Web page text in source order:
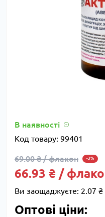
В наявності
Код товару: 99401
69.00 ₴ / флакон -3%
66.93 ₴ /
Ви заощаджуєте: 2.07 ₴
Оптові ціни: